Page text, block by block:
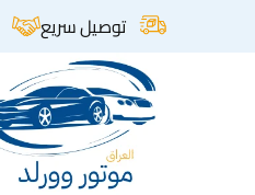
توصيل سريع